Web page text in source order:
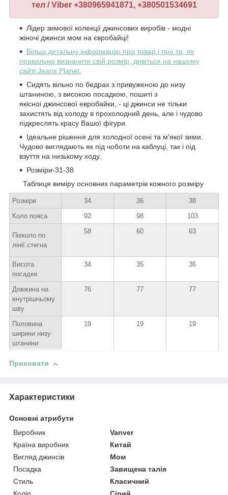
тел / Viber +380965941871, +380501534691
Лідер зимової колекції джинсових виробів - модні
жіночі джинси мом на євробайці!
Більш детальну інформацію про товар і про те, як
правильно визначити свій розмір, дивіться на нашому
сайті Jeans Planet.
Сидять вільно по бедрах з привуженою до низу
штаниною, з високою посадкою, пошиті з
якісноі джинсової евробайки, - ці джинси не тільки
захистять від холоду в прохолодний день, але і чудово
підкреслять красу Вашої фігури.
Ідеальне рішення для холодної осені та м'якої зими.
Чудово виглядають як під чоботи на каблуці, так і під
взуття на низькому ходу.
Розміри-31-38
Таблиця виміру основних параметрів кожного розміру
Розміри 34 36
38
Коло пояса
92 98 103
Півколо по
лінії стегна
58 60 63
Висота
посадки
34 35 36
Довжина на
внутрішньому
шву
76 77 77
Половина
ширини низу
штанини
19 19 19
Приховати
Характеристики
Основні атрибути
Виробник
Vanver
Країна виробник
Китай
Вигляд джинсів
Мом
Посадка
Завищена талія
Стиль
Класичний
Колір
Сірий